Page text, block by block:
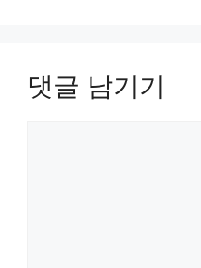
댓글 남기기